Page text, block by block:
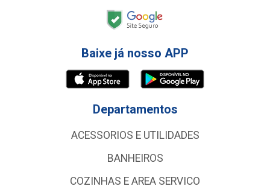
Baixe já nosso APP
Departamentos
ACESSORIOS E UTILIDADES
BANHEIROS
COZINHAS E AREA SERVICO